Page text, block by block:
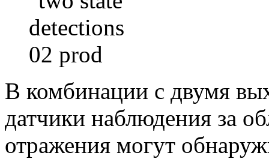
В комбинации с двумя
датчики наблюдения за
отражения могут